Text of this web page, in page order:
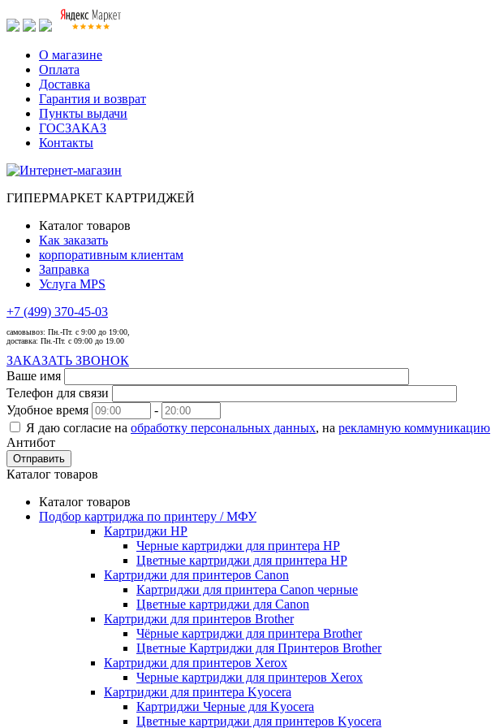
О магазине
Оплата
Доставка
Гарантия и возврат
Пункты выдачи
ГОСЗАКАЗ
Контакты
ГИПЕРМАРКЕТ КАРТРИДЖЕЙ
Каталог товаров
Как заказать
корпоративным клиентам
Заправка
Услуга MPS
+7 (499) 370-45-03
самовывоз: Пн.-Пт. с 9:00 до 19:00,
доставка: Пн.-Пт. с 09:00 до 19.00
ЗАКАЗАТЬ ЗВОНОК
Ваше имя
Телефон для связи
Удобное время
-
Я даю согласие на обработку персональных данных, на рекламную коммуникацию
Антибот
Отправить
Каталог товаров
Каталог товаров
Подбор картриджа по принтеру / МФУ
Картриджи HP
Черные картриджи для принтера HP
Цветные картриджи для принтера HP
Картриджи для принтеров Сanon
Картриджи для принтера Сanon черные
Цветные картриджи для Сanon
Картриджи для принтеров Brother
Чёрные картриджи для принтера Brother
Цветные Картриджи для Принтеров Brother
Картриджи для принтеров Xerox
Черные картриджи для принтеров Xerox
Картриджи для принтера Kyocera
Картриджи Черные для Kyocera
Цветные картриджи для принтеров Kyocera